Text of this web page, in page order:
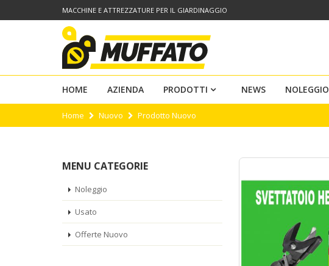
MACCHINE E ATTREZZATURE PER IL GIARDINAGGIO
HOME AZIENDA PRODOTTI NEWS NOLEGGIO
Home Nuovo Prodotto Nuovo
MENU CATEGORIE
Noleggio
Usato
Offerte Nuovo